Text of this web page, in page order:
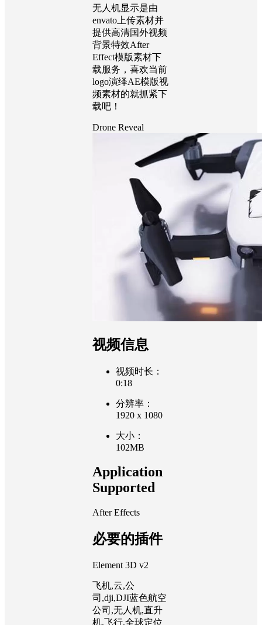
无人机显示是由
envato上传素材并
提供高清国外视频
背景特效After
Effect模版素材下
载服务，喜欢当前
logo演绎AE模版视
频素材的就抓紧下
载吧！
Drone Reveal
视频信息
视频时长：
0:18
分辨率：
1920 x 1080
大小：
102MB
Application
Supported
After Effects
必要的插件
Element 3D v2
飞机,云,公
司,dji,DJI蓝色航空
公司,无人机,直升
机,飞行,全球定位